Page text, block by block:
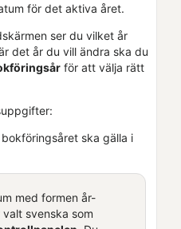
för det aktiva året.
ser du vilket år
det år du vill ändra ska du
för att välja rätt
ska gälla i
med formen år-
svenska som